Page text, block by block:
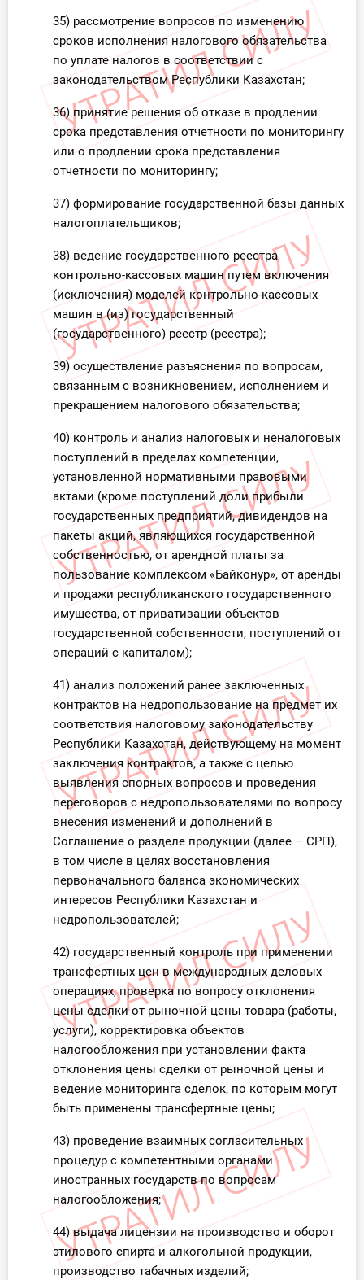
35) рассмотрение вопросов по изменению
сроков исполнения налогового обязательства
по уплате налогов в соответствии с
законодательством Республики Казахстан;
36) принятие решения об отказе в продлении
срока представления отчетности по мониторингу
или о продлении срока представления
отчетности по мониторингу;
37) формирование государственной базы данных
налогоплательщиков;
38) ведение государственного реестра
контрольно-кассовых машин путем включения
(исключения) моделей контрольно-кассовых
машин в (из) государственный
(государственного) реестр (реестра);
39) осуществление разъяснения по вопросам,
связанным с возникновением, исполнением и
прекращением налогового обязательства;
40) контроль и анализ налоговых и неналоговых
поступлений в пределах компетенции,
установленной нормативными правовыми
актами (кроме поступлений доли прибыли
государственных предприятий, дивидендов на
пакеты акций, являющихся государственной
собственностью, от арендной платы за
пользование комплексом «Байконур», от аренды
и продажи республиканского государственного
имущества, от приватизации объектов
государственной собственности, поступлений от
операций с капиталом);
41) анализ положений ранее заключенных
контрактов на недропользование на предмет их
соответствия налоговому законодательству
Республики Казахстан, действующему на момент
заключения контрактов, а также с целью
выявления спорных вопросов и проведения
переговоров с недропользователями по вопросу
внесения изменений и дополнений в
Соглашение о разделе продукции (далее – СРП),
в том числе в целях восстановления
первоначального баланса экономических
интересов Республики Казахстан и
недропользователей;
42) государственный контроль при применении
трансфертных цен в международных деловых
операциях, проверка по вопросу отклонения
цены сделки от рыночной цены товара (работы,
услуги), корректировка объектов
налогообложения при установлении факта
отклонения цены сделки от рыночной цены и
ведение мониторинга сделок, по которым могут
быть применены трансфертные цены;
43) проведение взаимных согласительных
процедур с компетентными органами
иностранных государств по вопросам
налогообложения;
44) выдача лицензии на производство и оборот
этилового спирта и алкогольной продукции,
производство табачных изделий;